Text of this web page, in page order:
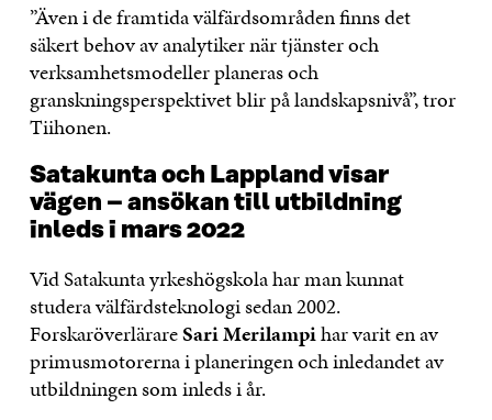
”Även i de framtida välfärdsområden finns det
säkert behov av analytiker när tjänster och
verksamhetsmodeller planeras och
granskningsperspektivet blir på landskapsnivå”, tror
Tiihonen.
Satakunta och Lappland visar
vägen – ansökan till utbildning
inleds i mars 2022
Vid Satakunta yrkeshögskola har man kunnat
studera välfärdsteknologi sedan 2002.
ForskaröverlärareSari Merilampihar varit en av
primusmotorerna i planeringen och inledandet av
utbildningen som inleds i år.